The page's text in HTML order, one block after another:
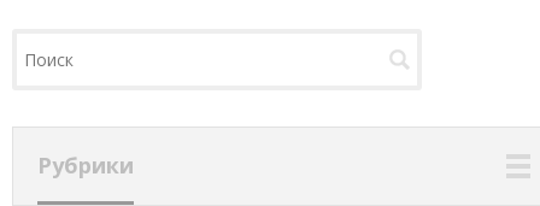
Рубрики